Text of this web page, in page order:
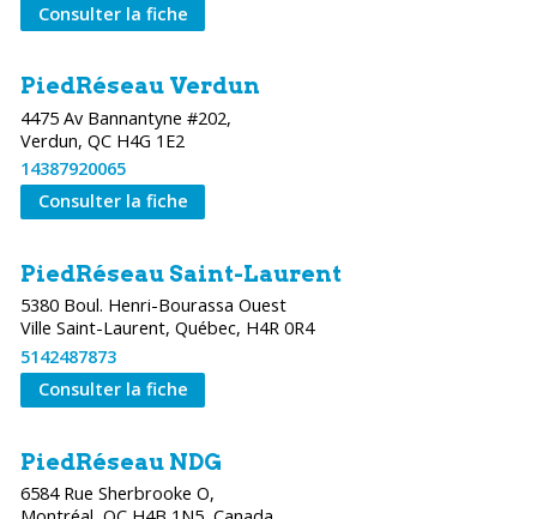
Consulter la fiche
PiedRéseau Verdun
4475 Av Bannantyne #202,
Verdun, QC H4G 1E2
14387920065
Consulter la fiche
PiedRéseau Saint-Laurent
5380 Boul. Henri-Bourassa Ouest
Ville Saint-Laurent, Québec, H4R 0R4
5142487873
Consulter la fiche
PiedRéseau NDG
6584 Rue Sherbrooke O,